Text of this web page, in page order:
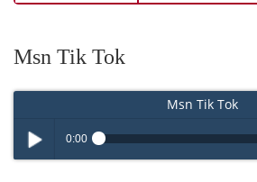
Msn Tik Tok
Msn Tik Tok
0:00